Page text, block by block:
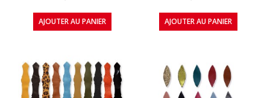
AJOUTER AU PANIER AJOUTER AU PANIER